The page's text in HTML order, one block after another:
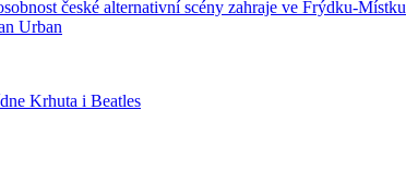
české alternativní scény zahraje ve Frýdku-Místku
Urban
Krhuta i Beatles